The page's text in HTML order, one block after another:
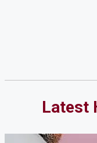
Latest